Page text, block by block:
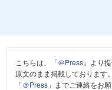
こちらは、「＠Press 」より
原文のまま掲載しております
「＠Press 」までご連絡をお願